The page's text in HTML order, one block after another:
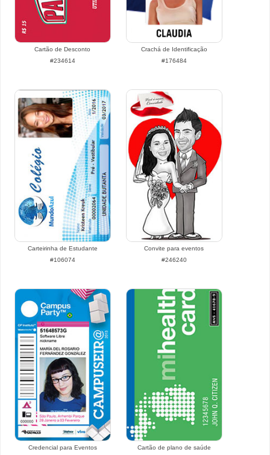
Cartão de Desconto
#234614
Crachá de Identificação
#176484
Carteirinha de Estudante
#106074
Convite para eventos
#246240
Credencial para Eventos
Cartão de plano de saúde